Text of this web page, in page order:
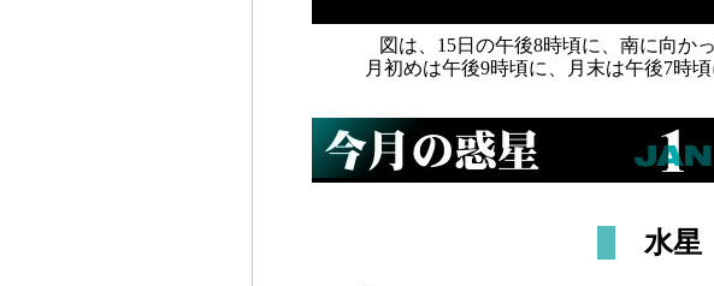
図は、15日の午後8時頃に、南に向か
月初めは午後9時頃に、月末は午後7時
水星